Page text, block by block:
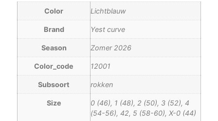
Color Lichtblauw
Brand Yest curve
Season Zomer 2026
Color_code 12001
Subsoort rokken
Size
0 (46), 1 (48), 2 (50), 3 (52), 4
(54-56), 42, 5 (58-60), X-0 (44)